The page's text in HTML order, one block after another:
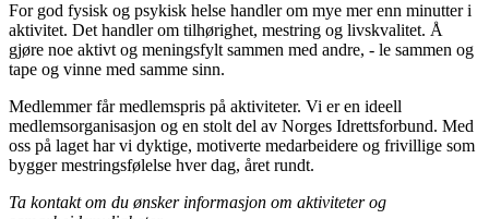
For god fysisk og psykisk helse handler om mye mer enn minutter i
aktivitet. Det handler om tilhørighet, mestring og livskvalitet. Å
gjøre noe aktivt og meningsfylt sammen med andre, - le sammen og
tape og vinne med samme sinn.
Medlemmer får medlemspris på aktiviteter. Vi er en ideell
medlemsorganisasjon og en stolt del av Norges Idrettsforbund. Med
oss på laget har vi dyktige, motiverte medarbeidere og frivillige som
bygger mestringsfølelse hver dag, året rundt.
Ta kontakt om du ønsker informasjon om aktiviteter og